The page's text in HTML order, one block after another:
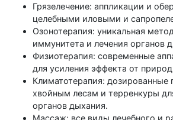
Грязелечение: аппликации и
целебными иловыми и
Озонотерапия: уникальная
иммунитета и лечения органов
Физиотерапия: современные
для усиления эффекта от
Климатотерапия: дозированные
хвойным лесам и терренкуры
органов дыхания.
Массаж: все виды лечебного и